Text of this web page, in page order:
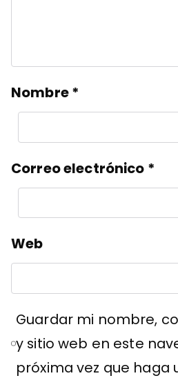
Nombre*
Correo electrónico *
Web
Guardar mi nombre,
y sitio web en este
próxima vez que haga